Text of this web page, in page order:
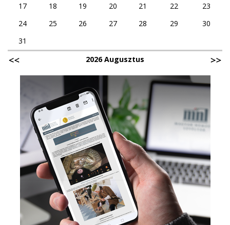
17
18 19 20 21 22
23
24
25 26 27 28 29
30
31
2026 Augusztus